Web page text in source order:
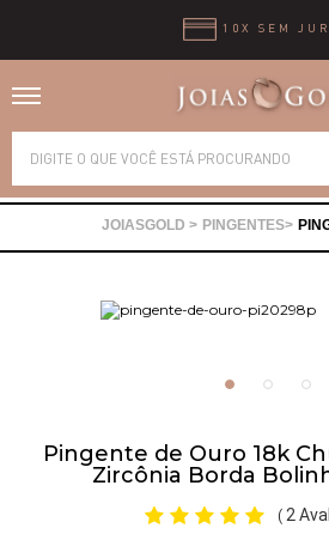
10X SEM
PINGENTES
Pingente de Ouro 18k
Zircônia Borda
( 2
Alianças
Brincos
Gargantilhas